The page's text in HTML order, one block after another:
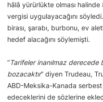
hâlâ yürürlükte olması
vergisi uygulayacağını
birası, şarabı, burbonu, ev
hedef alacağını söylemişti.
“Tarifeler inanılmaz derecede
bozacaktır” diyen Trudeau,
ABD-Meksika-Kanada serbest
edeceklerini de sözlerine